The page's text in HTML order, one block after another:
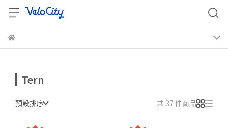
Tern
預設排序 共 37 件商品